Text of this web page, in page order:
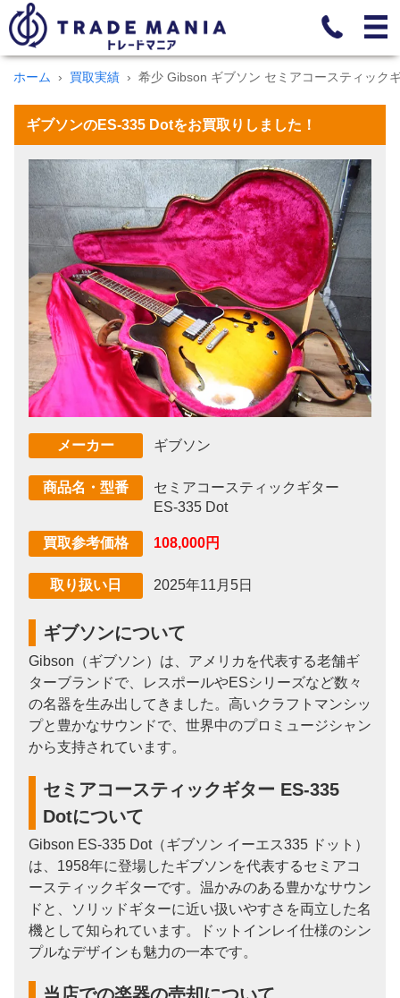
ホーム 買取実績 希少 Gibson ギブソン セミアコースティック
ギブソンのES-335 Dotをお買取りしました！
メーカー ギブソン
商品名・型番
セミアコースティックギター
ES-335 Dot
買取参考価格 108,000円
取り扱い日 2025年11月5日
ギブソンについて
Gibson（ギブソン）は、アメリカを代表する老舗ギ
ターブランドで、レスポールやESシリーズなど数々
の名器を生み出してきました。高いクラフトマンシッ
プと豊かなサウンドで、世界中のプロミュージシャン
から支持されています。
セミアコースティックギター ES-335
Dotについて
Gibson ES-335 Dot（ギブソン イーエス335 ドット）
は、1958年に登場したギブソンを代表するセミアコ
ースティックギターです。温かみのある豊かなサウン
ドと、ソリッドギターに近い扱いやすさを両立した名
機として知られています。ドットインレイ仕様のシン
プルなデザインも魅力の一本です。